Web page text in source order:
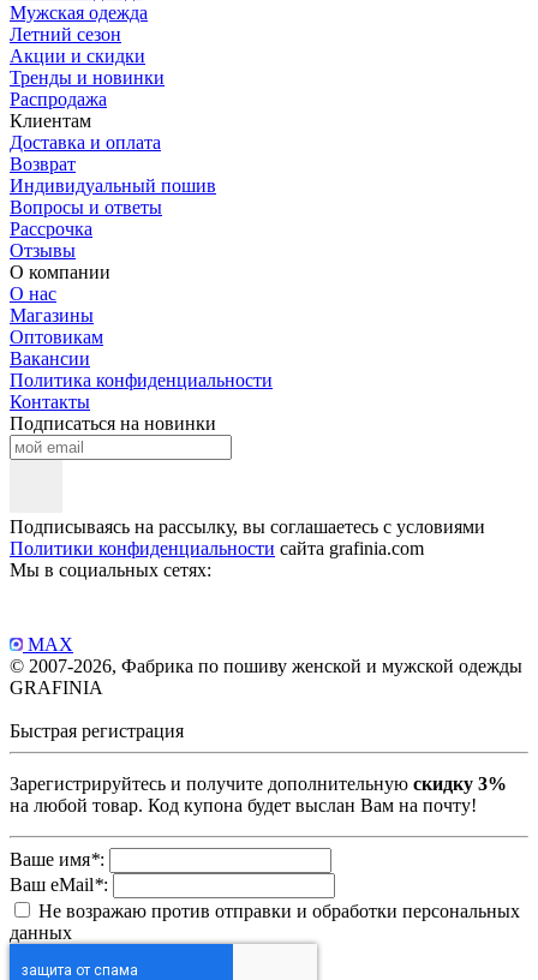
Мужская одежда
Летний сезон
Акции и скидки
Тренды и новинки
Распродажа
Клиентам
Доставка и оплата
Возврат
Индивидуальный пошив
Вопросы и ответы
Рассрочка
Отзывы
О компании
О нас
Магазины
Оптовикам
Вакансии
Политика конфиденциальности
Контакты
Подписаться на новинки
Подписываясь на рассылку, вы соглашаетесь с условиями
Политики конфиденциальности сайта grafinia.com
Мы в социальных сетях:
MAX
© 2007-2026, Фабрика по пошиву женской и мужской одежды
GRAFINIA
Быстрая регистрация
Зарегистрируйтесь и получите дополнительную скидку 3%
на любой товар. Код купона будет выслан Вам на почту!
Ваше имя*:
Ваш eMail*:
Не возражаю против отправки и обработки персональных
данных